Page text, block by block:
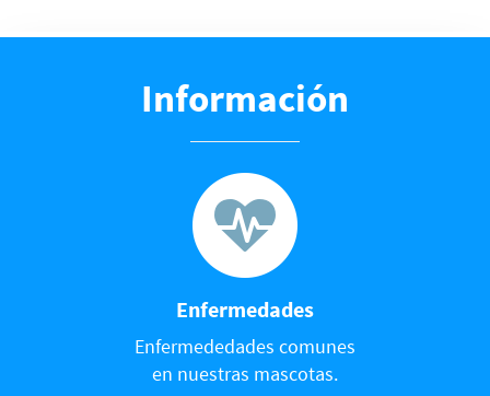
Información
Enfermedades
Enfermededades comunes
en nuestras mascotas.